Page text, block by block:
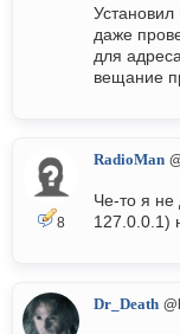
Установил
даже
для
вещание
8
RadioMan
Че-то я
127.0.0.1)
Dr_Death